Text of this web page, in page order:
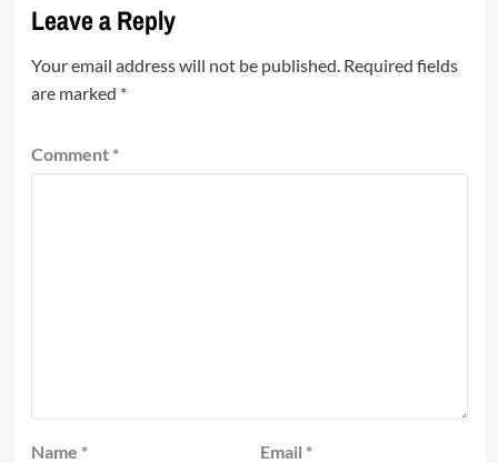
Leave a Reply
Your email address will not be published. Required fields
are marked *
Comment *
Name * Email *